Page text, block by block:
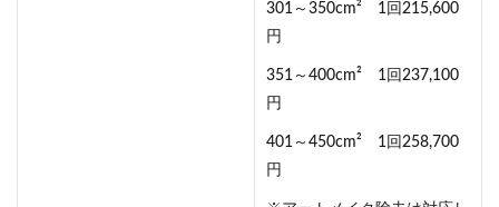
301～350cm² 1回215,600
円
351～400cm² 1回237,100
円
401～450cm² 1回258,700
円